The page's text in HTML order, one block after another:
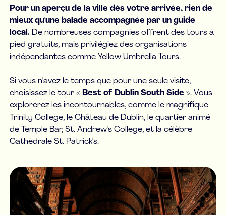
Pour un aperçu de la ville dès votre arrivée, rien de
mieux qu'une balade accompagnée par un guide
local. De nombreuses compagnies offrent des tours à
pied gratuits, mais privilégiez des organisations
indépendantes comme Yellow Umbrella Tours.
Si vous n'avez le temps que pour une seule visite,
choisissez le tour « Best of Dublin South Side ». Vous
explorerez les incontournables, comme le magnifique
Trinity College, le Château de Dublin, le quartier animé
de Temple Bar, St. Andrew's College, et la célèbre
Cathédrale St. Patrick's.